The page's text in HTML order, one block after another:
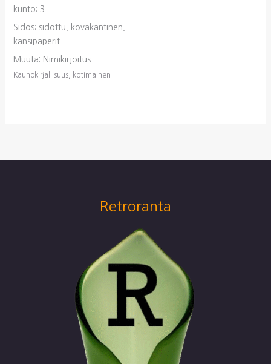
kunto: 3
Sidos: sidottu, kovakantinen,
kansipaperit
Muuta: Nimikirjoitus
Kaunokirjallisuus, kotimainen
Retroranta